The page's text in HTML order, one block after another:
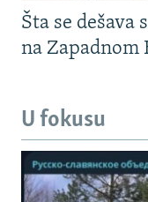
Šta se dešava
na Zapadnom
U fokusu